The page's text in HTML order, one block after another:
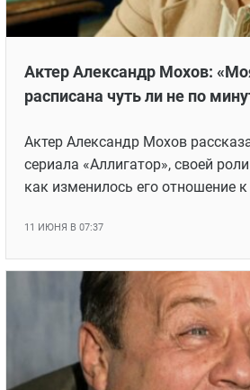
Актер Александр Мохов:
расписана чуть ли не по
Актер Александр Мохов
сериала «Аллигатор», своей
как изменилось его отношение
11 ИЮНЯ В 07:37